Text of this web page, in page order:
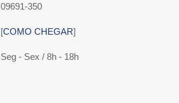
09691-350
[COMO CHEGAR]
Seg - Sex / 8h - 18h